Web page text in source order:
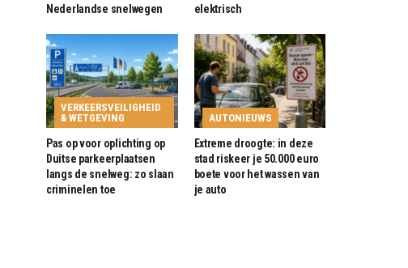
Nederlandse snelwegen
elektrisch
VERKEERSVEILIGHEID
& WETGEVING
Pas op voor oplichting op
Duitse parkeerplaatsen
langs de snelweg: zo slaan
criminelen toe
AUTONIEUWS
Extreme droogte: in deze
stad riskeer je 50.000 euro
boete voor het wassen van
je auto